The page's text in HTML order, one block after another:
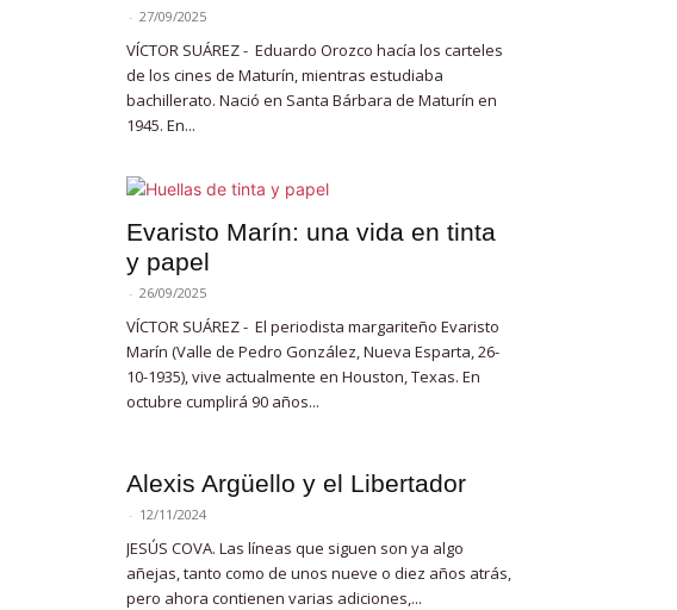
- 27/09/2025
VÍCTOR SUÁREZ - Eduardo Orozco hacía los carteles
de los cines de Maturín, mientras estudiaba
bachillerato. Nació en Santa Bárbara de Maturín en
1945. En...
Evaristo Marín: una vida en tinta
y papel
- 26/09/2025
VÍCTOR SUÁREZ - El periodista margariteño Evaristo
Marín (Valle de Pedro González, Nueva Esparta, 26-
10-1935), vive actualmente en Houston, Texas. En
octubre cumplirá 90 años...
Alexis Argüello y el Libertador
- 12/11/2024
JESÚS COVA. Las líneas que siguen son ya algo
añejas, tanto como de unos nueve o diez años atrás,
pero ahora contienen varias adiciones,...